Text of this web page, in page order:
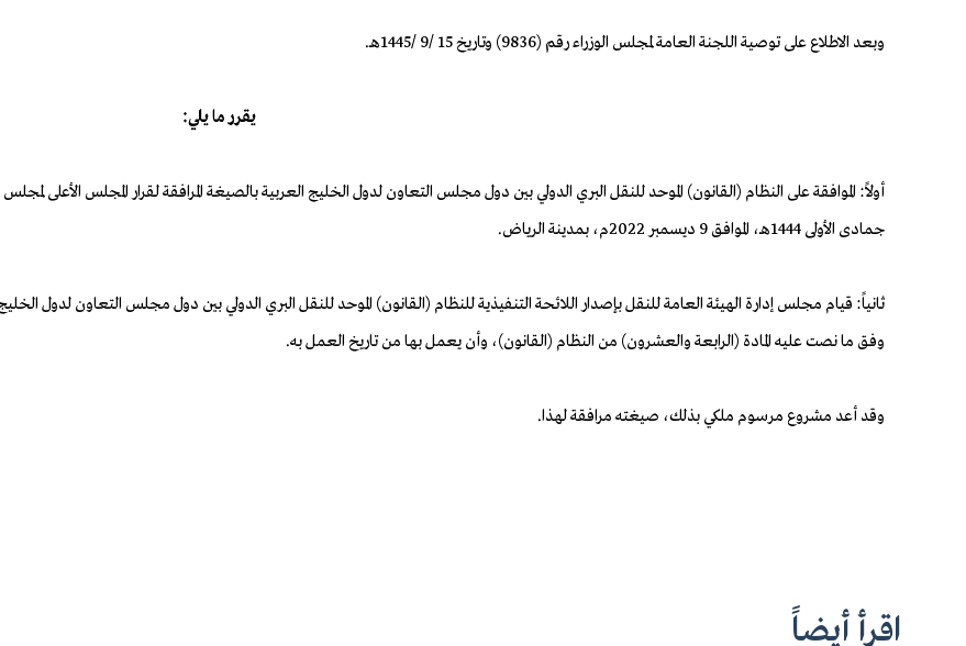
وبعد الاطلاع على توصية اللجنة العامة لمجلس الوزراء رقم (9836) وتاريخ 15 /9 /1445هـ.
يقرر ما يلي:
جمادى الأولى 1444هـ، الموافق 9 ديسمبر 2022م، بمدينة الرياض.
ثانياً: قيام مجلس إدارة الهيئة العامة للنقل بإصدار اللائحة التنفيذية للنظام (القانون) الموحد للنقل البري الدولي بين دول مجلس التعاون لدول
وفق ما نصت عليه المادة (الرابعة والعشرون) من النظام (القانون)، وأن يعمل بها من تاريخ العمل به.
وقد أعد مشروع مرسوم ملكي بذلك، صيغته مرافقة لهذا.
اقرأ أيضاً